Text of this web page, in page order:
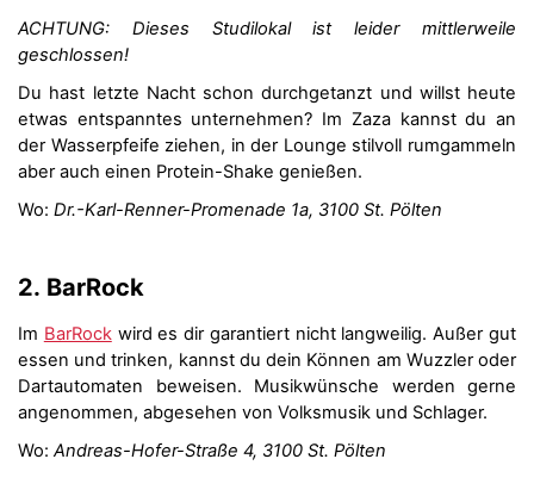
ACHTUNG: Dieses Studilokal ist leider mittlerweile
geschlossen!
Du hast letzte Nacht schon durchgetanzt und willst heute
etwas entspanntes unternehmen? Im Zaza kannst du an
der Wasserpfeife ziehen, in der Lounge stilvoll rumgammeln
aber auch einen Protein-Shake genießen.
Wo: Dr.-Karl-Renner-Promenade 1a, 3100 St. Pölten
2. BarRock
Im BarRockwird es dir garantiert nicht langweilig. Außer gut
essen und trinken, kannst du dein Können am Wuzzler oder
Dartautomaten beweisen. Musikwünsche werden gerne
angenommen, abgesehen von Volksmusik und Schlager.
Wo: Andreas-Hofer-Straße 4, 3100 St. Pölten